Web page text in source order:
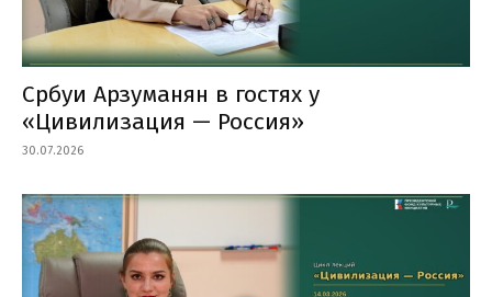
Србуи Арзуманян в гостях у
«Цивилизация — Россия»
30.07.2026